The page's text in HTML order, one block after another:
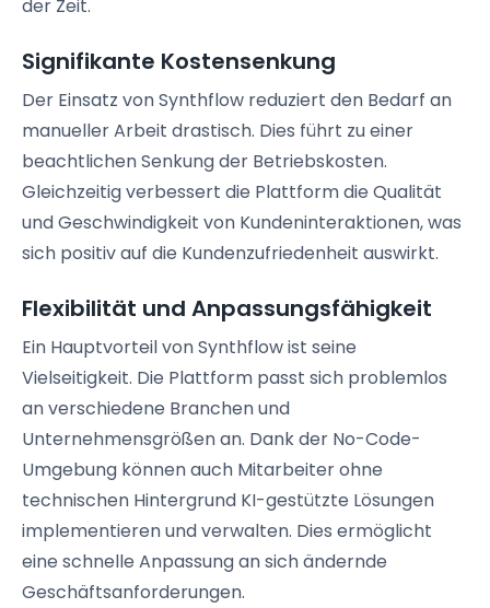
der Zeit.
Signifikante Kostensenkung
Der Einsatz von Synthflow reduziert den Bedarf an
manueller Arbeit drastisch. Dies führt zu einer
beachtlichen Senkung der Betriebskosten.
Gleichzeitig verbessert die Plattform die Qualität
und Geschwindigkeit von Kundeninteraktionen, was
sich positiv auf die Kundenzufriedenheit auswirkt.
Flexibilität und Anpassungsfähigkeit
Ein Hauptvorteil von Synthflow ist seine
Vielseitigkeit. Die Plattform passt sich problemlos
an verschiedene Branchen und
Unternehmensgrößen an. Dank der No-Code-
Umgebung können auch Mitarbeiter ohne
technischen Hintergrund KI-gestützte Lösungen
implementieren und verwalten. Dies ermöglicht
eine schnelle Anpassung an sich ändernde
Geschäftsanforderungen.